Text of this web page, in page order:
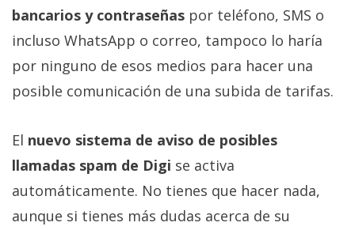
bancarios y contraseñas por teléfono, SMS o
incluso WhatsApp o correo, tampoco lo haría
por ninguno de esos medios para hacer una
posible comunicación de una subida de tarifas.
El nuevo sistema de aviso de posibles
llamadas spam de Digi se activa
automáticamente. No tienes que hacer nada,
aunque si tienes más dudas acerca de su